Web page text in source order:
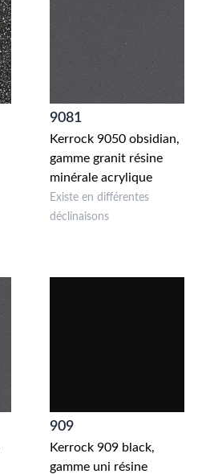
9081
Kerrock 9050 obsidian,
gamme granit résine
minérale acrylique
Existe en différentes
déclinaisons
909
Kerrock 909 black,
gamme uni résine